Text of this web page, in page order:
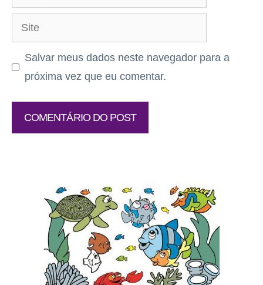
mail
Site
Salvar meus dados neste navegador para a
próxima vez que eu comentar.